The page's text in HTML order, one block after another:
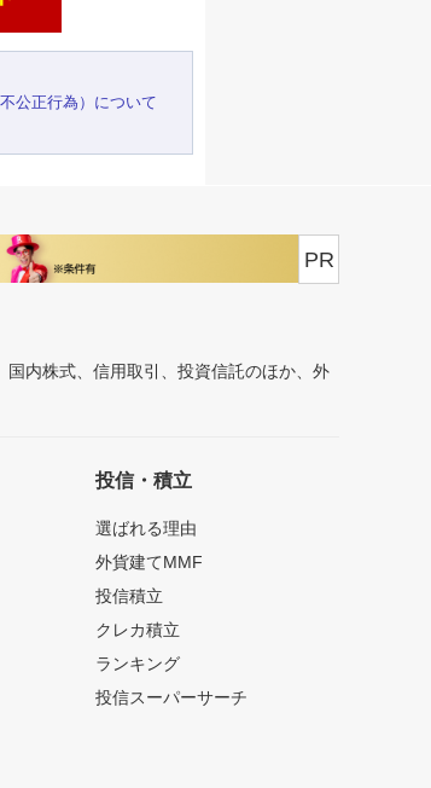
公正行為）について
PR
内株式、信用取引、投資信託のほか、外
投信・積立
選ばれる理由
外貨建てMMF
投信積立
クレカ積立
ランキング
投信スーパーサーチ